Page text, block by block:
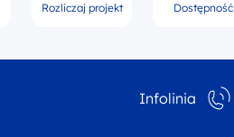
Rozliczaj projekt Dostępność
Infolinia